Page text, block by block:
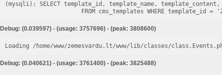
(mysqli): SELECT template_id, template_name,
Debug: (0.039597) - (usage: 3757696) - (peak: 3808600)
Loading /home/www/zemesvardu.lt/www/lib/classes/
Debug: (0.040621) - (usage: 3761400) - (peak: 3825488)